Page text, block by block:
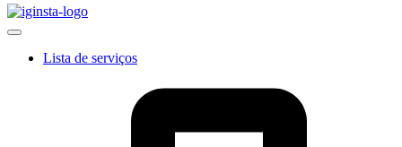
Lista de serviços